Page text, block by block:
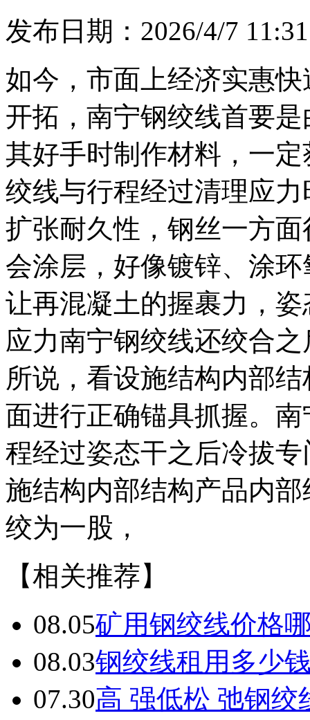
发布日期：2026/4/7
如今，市面上经济实惠
开拓，南宁钢绞线首要
其好手时制作材料，一
绞线与行程经过清理应
扩张耐久性，钢丝一方
会涂层，好像镀锌、涂
让再混凝土的握裹力，
应力南宁钢绞线还绞合
所说，看设施结构内部
面进行正确锚具抓握。
程经过姿态干之后冷拔
施结构内部结构产品内
绞为一股，
【相关推荐】
08.05矿用钢绞线价格
08.03钢绞线租用多少
07.30高 强低松 弛钢绞